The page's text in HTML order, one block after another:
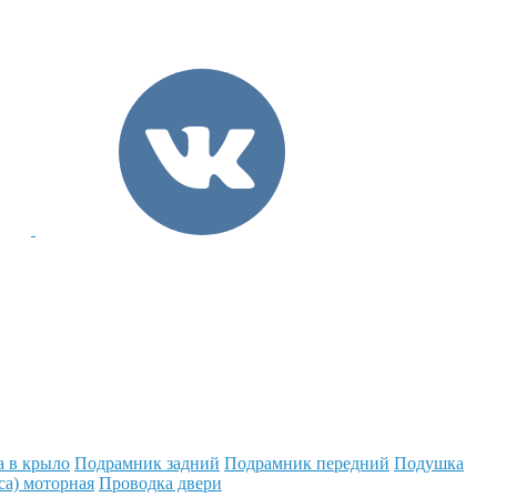
в крыло Подрамник задний Подрамник передний Подушка
моторная Проводка двери